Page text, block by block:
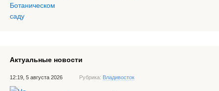
Актуальные новости
12:19, 5 августа 2026 Рубрика: Владивосток